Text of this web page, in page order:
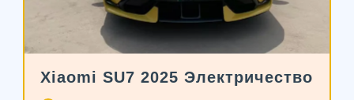
Xiaomi SU7 2025 Электричество